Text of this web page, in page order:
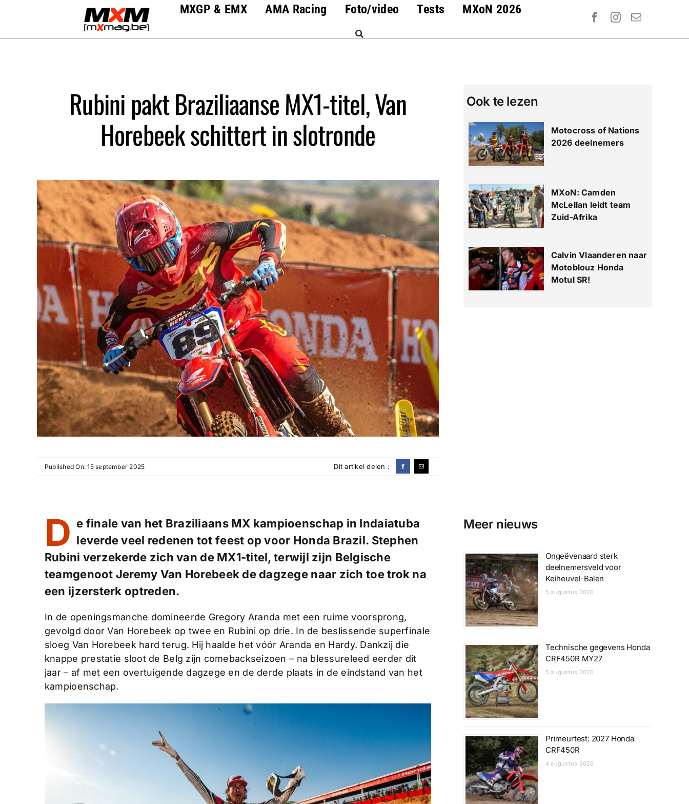
MXGP & EMX AMA Racing Foto/video Tests MXoN 2026
Rubini pakt Braziliaanse MX1-titel, Van
Horebeek schittert in slotronde
Ook te lezen
Motocross of Nations
2026 deelnemers
MXoN: Camden
McLellan leidt team
Zuid-Afrika
Calvin Vlaanderen naar
Motoblouz Honda
Motul SR!
Published On: 15 september 2025 Dit artikel delen :
D e finale van het Braziliaans MX kampioenschap in Indaiatuba
leverde veel redenen tot feest op voor Honda Brazil. Stephen
Rubini verzekerde zich van de MX1-titel, terwijl zijn Belgische
teamgenoot Jeremy Van Horebeek de dagzege naar zich toe trok na
een ijzersterk optreden.
In de openingsmanche domineerde Gregory Aranda met een ruime voorsprong,
gevolgd door Van Horebeek op twee en Rubini op drie. In de beslissende superfinale
sloeg Van Horebeek hard terug. Hij haalde het vóór Aranda en Hardy. Dankzij die
knappe prestatie sloot de Belg zijn comebackseizoen – na blessureleed eerder dit
jaar – af met een overtuigende dagzege en de derde plaats in de eindstand van het
kampioenschap.
Meer nieuws
Ongeëvenaard sterk
deelnemersveld voor
Keiheuvel-Balen
5 augustus 2026
Technische gegevens Honda
CRF450R MY27
5 augustus 2026
Primeurtest: 2027 Honda
CRF450R
4 augustus 2026